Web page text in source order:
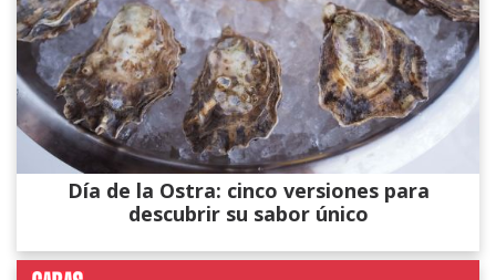
Día de la Ostra: cinco versiones para
descubrir su sabor único